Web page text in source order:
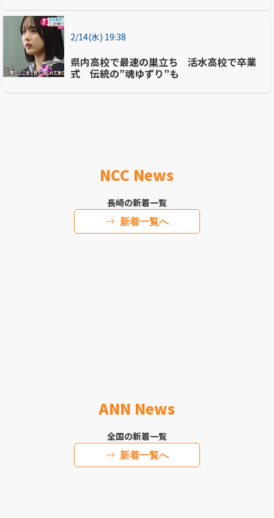
2/14(水) 19:38
県内高校で最速の巣立ち 活水高校で卒業
式 伝統の”魂ゆずり”も
NCC News
長崎の新着一覧
新着一覧へ
ANN News
全国の新着一覧
新着一覧へ